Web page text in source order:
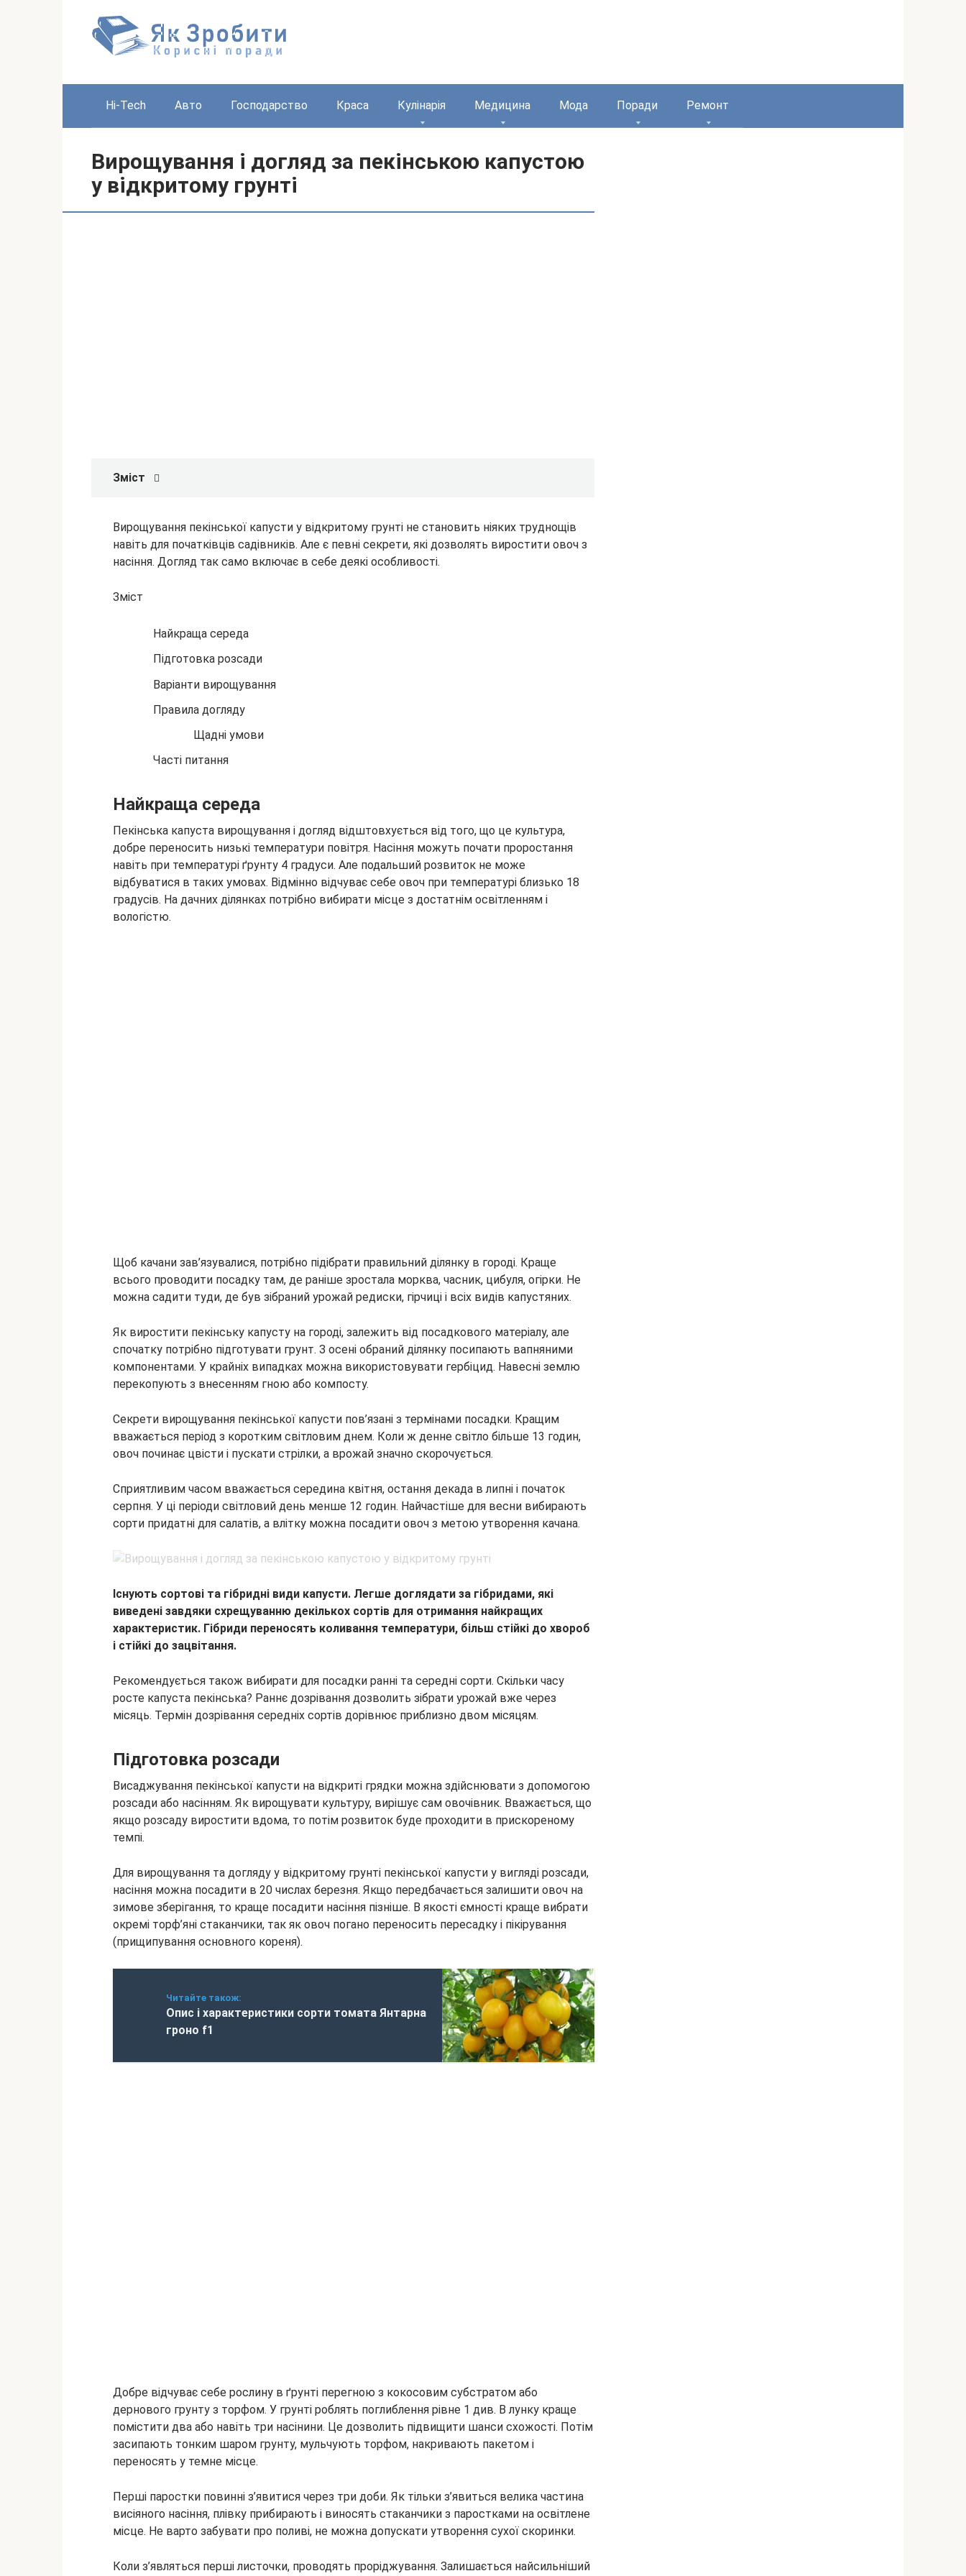
Hi-Tech Авто Господарство Краса Кулінарія Медицина Мода Поради Ремонт
Вирощування і догляд за пекінською капустою
у відкритому грунті
Зміст
Вирощування пекінської капусти у відкритому грунті не становить ніяких труднощів
навіть для початківців садівників. Але є певні секрети, які дозволять виростити овоч з
насіння. Догляд так само включає в себе деякі особливості.
Зміст
Найкраща середа
Підготовка розсади
Варіанти вирощування
Правила догляду
Щадні умови
Часті питання
Найкраща середа
Пекінська капуста вирощування і догляд відштовхується від того, що це культура,
добре переносить низькі температури повітря. Насіння можуть почати проростання
навіть при температурі ґрунту 4 градуси. Але подальший розвиток не може
відбуватися в таких умовах. Відмінно відчуває себе овоч при температурі близько 18
градусів. На дачних ділянках потрібно вибирати місце з достатнім освітленням і
вологістю.
Щоб качани зав’язувалися, потрібно підібрати правильний ділянку в городі. Краще
всього проводити посадку там, де раніше зростала морква, часник, цибуля, огірки. Не
можна садити туди, де був зібраний урожай редиски, гірчиці і всіх видів капустяних.
Як виростити пекінську капусту на городі, залежить від посадкового матеріалу, але
спочатку потрібно підготувати грунт. З осені обраний ділянку посипають вапняними
компонентами. У крайніх випадках можна використовувати гербіцид. Навесні землю
перекопують з внесенням гною або компосту.
Секрети вирощування пекінської капусти пов’язані з термінами посадки. Кращим
вважається період з коротким світловим днем. Коли ж денне світло більше 13 годин,
овоч починає цвісти і пускати стрілки, а врожай значно скорочується.
Сприятливим часом вважається середина квітня, остання декада в липні і початок
серпня. У ці періоди світловий день менше 12 годин. Найчастіше для весни вибирають
сорти придатні для салатів, а влітку можна посадити овоч з метою утворення качана.
Існують сортові та гібридні види капусти. Легше доглядати за гібридами, які
виведені завдяки схрещуванню декількох сортів для отримання найкращих
характеристик. Гібриди переносять коливання температури, більш стійкі до хвороб
і стійкі до зацвітання.
Рекомендується також вибирати для посадки ранні та середні сорти. Скільки часу
росте капуста пекінська? Раннє дозрівання дозволить зібрати урожай вже через
місяць. Термін дозрівання середніх сортів дорівнює приблизно двом місяцям.
Підготовка розсади
Висаджування пекінської капусти на відкриті грядки можна здійснювати з допомогою
розсади або насінням. Як вирощувати культуру, вирішує сам овочівник. Вважається, що
якщо розсаду виростити вдома, то потім розвиток буде проходити в прискореному
темпі.
Для вирощування та догляду у відкритому грунті пекінської капусти у вигляді розсади,
насіння можна посадити в 20 числах березня. Якщо передбачається залишити овоч на
зимове зберігання, то краще посадити насіння пізніше. В якості ємності краще вибрати
окремі торф’яні стаканчики, так як овоч погано переносить пересадку і пікірування
(прищипування основного кореня).
Читайте також:
Опис і характеристики сорти томата Янтарна
гроно f1
Добре відчуває себе рослину в ґрунті перегною з кокосовим субстратом або
дернового грунту з торфом. У грунті роблять поглиблення рівне 1 див. В лунку краще
помістити два або навіть три насінини. Це дозволить підвищити шанси схожості. Потім
засипають тонким шаром грунту, мульчують торфом, накривають пакетом і
переносять у темне місце.
Перші паростки повинні з’явитися через три доби. Як тільки з’явиться велика частина
висіяного насіння, плівку прибирають і виносять стаканчики з паростками на освітлене
місце. Не варто забувати про поливі, не можна допускати утворення сухої скоринки.
Коли з’являться перші листочки, проводять проріджування. Залишається найсильніший